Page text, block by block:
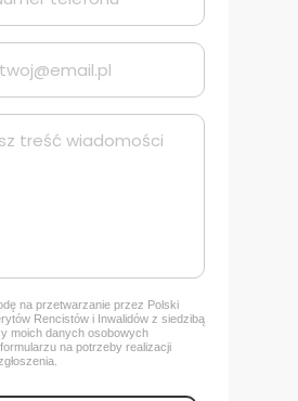
na przetwarzanie przez Polski
Rencistów i Inwalidów z siedzibą
moich danych osobowych
na potrzeby realizacji